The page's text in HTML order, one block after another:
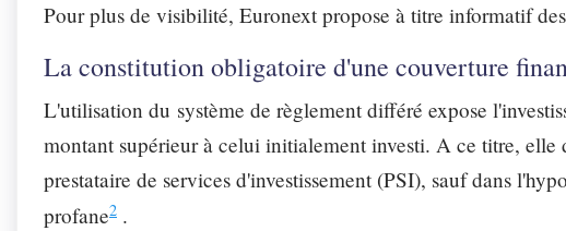
Pour plus de visibilité, Euronext propose à titre informatif des
La constitution obligatoire d'une couverture
L'utilisation du système de règlement différé expose
montant supérieur à celui initialement investi. A ce titre,
prestataire de services d'investissement (PSI), sauf dans
profane2 .